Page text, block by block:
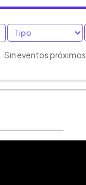
Sin eventos próximos